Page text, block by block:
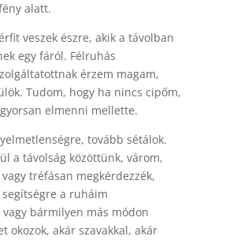
alatt.
veszek észre, akik a távolban
egy fáról. Félruhás
érzem magam,
Tudom, hogy ha nincs cipőm,
elmenni mellette.
tovább sétálok.
a távolság közöttünk, várom,
tréfásan megkérdezzék,
a ruháim
vagy bármilyen más módon
okozok, akár szavakkal, akár